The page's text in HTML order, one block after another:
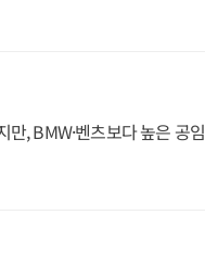
, BMW·벤츠보다 높은 공임